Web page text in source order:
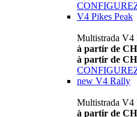
V4 Pikes Peak
Multistrada V4
à partir de
à partir de
new V4 Rally
Multistrada V4
à partir de